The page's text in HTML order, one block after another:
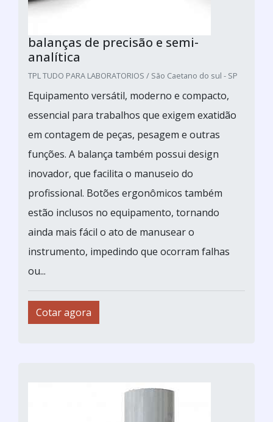
balanças de precisão e semi-
analítica
TPL TUDO PARA LABORATORIOS / São Caetano do sul - SP
Equipamento versátil, moderno e compacto,
essencial para trabalhos que exigem exatidão
em contagem de peças, pesagem e outras
funções. A balança também possui design
inovador, que facilita o manuseio do
profissional. Botões ergonômicos também
estão inclusos no equipamento, tornando
ainda mais fácil o ato de manusear o
instrumento, impedindo que ocorram falhas
ou...
Cotar agora